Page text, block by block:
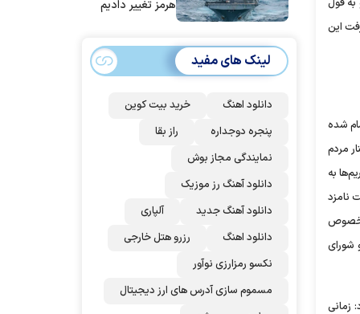
این
شده
مردم
به
نامزد
شورای
زمانی
هرمز تغییر دادیم
لینک های مفید
دانلود اهنگ
خرید بیت کوین
پنجره دوجداره
راز بقا
نمایندگی مجاز بوش
دانلود آهنگ رز‌ موزیک
دانلود آهنگ جدید
آلپاری
دانلود اهنگ
رزرو هتل خارجی
نکسو رمزارزی نوآور
مسموم سازی آدرس های ارز دیجیتال